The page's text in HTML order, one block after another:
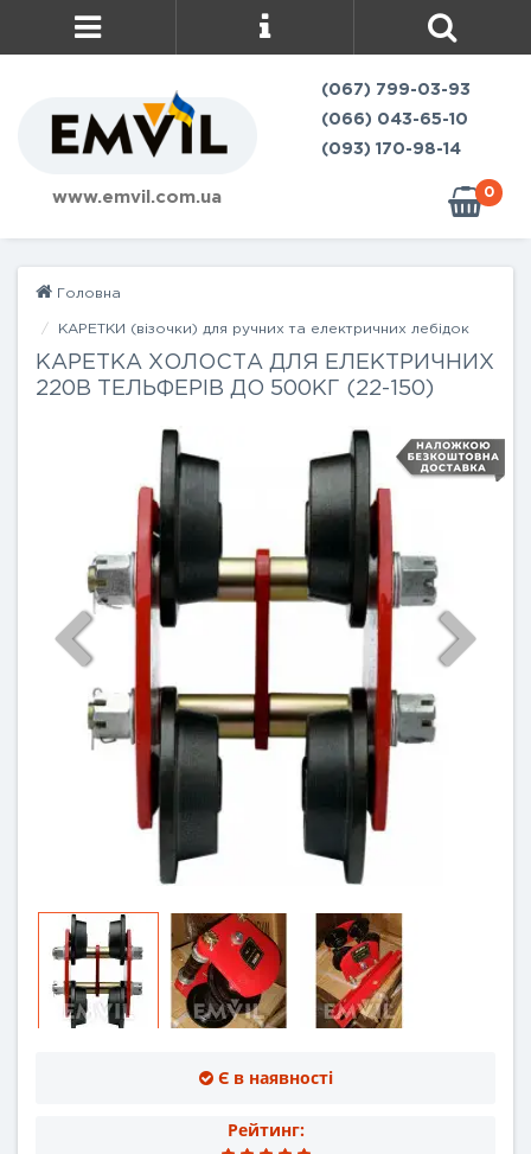
www.emvil.com.ua
(067) 799-03-93
(066) 043-65-10
(093) 170-98-14
0
Головна
КАРЕТКИ (візочки) для ручних та електричних лебідок
КАРЕТКА ХОЛОСТА ДЛЯ ЕЛЕКТРИЧНИХ
220В ТЕЛЬФЕРІВ ДО 500КГ (22-150)
Є в наявності
Рейтинг: